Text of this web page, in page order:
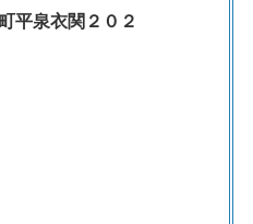
平泉衣関２０２